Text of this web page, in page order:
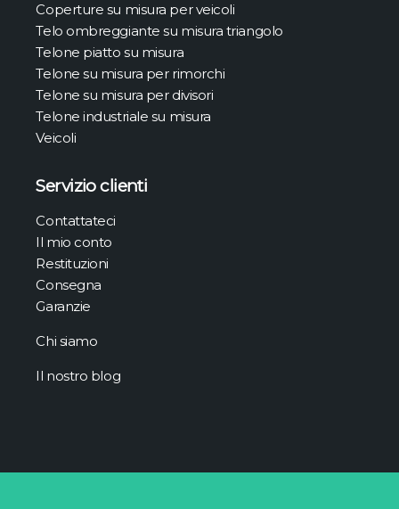
Coperture su misura per veicoli
Telo ombreggiante su misura triangolo
Telone piatto su misura
Telone su misura per rimorchi
Telone su misura per divisori
Telone industriale su misura
Veicoli
Servizio clienti
Contattateci
Il mio conto
Restituzioni
Consegna
Garanzie
Chi siamo
Il nostro blog